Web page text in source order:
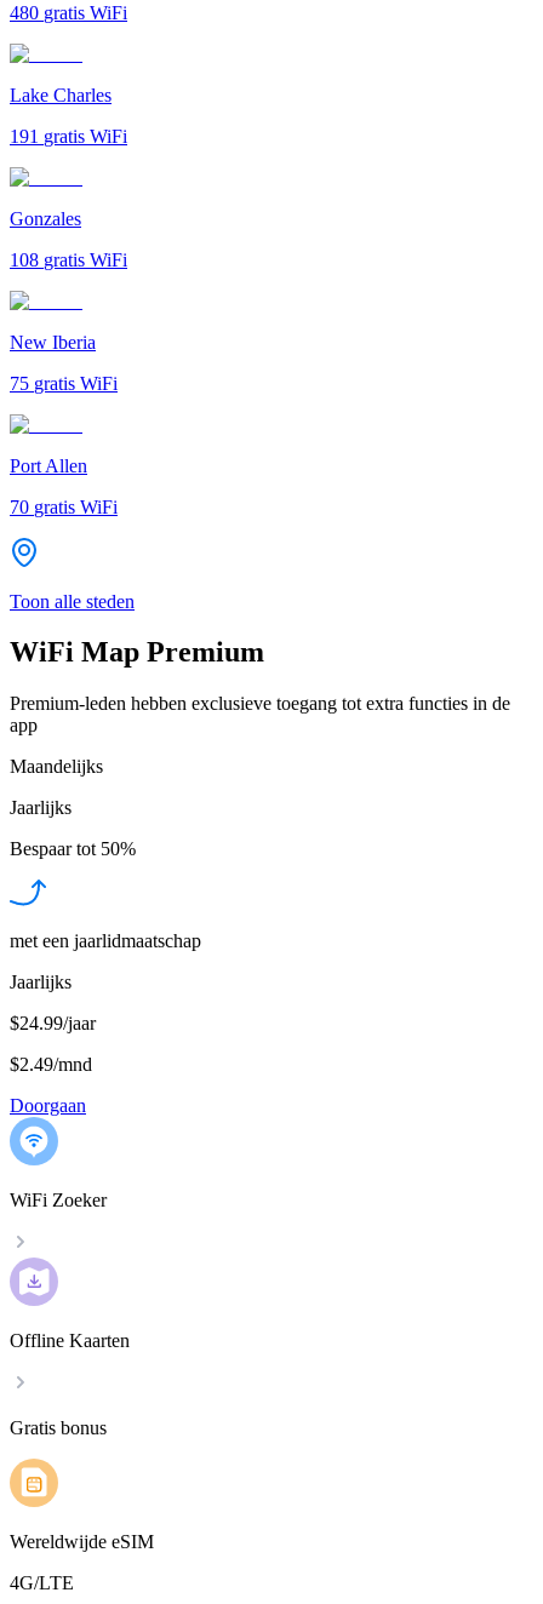
480 gratis WiFi
Lake Charles
191 gratis WiFi
Gonzales
108 gratis WiFi
New Iberia
75 gratis WiFi
Port Allen
70 gratis WiFi
Toon alle steden
WiFi Map Premium
Premium-leden hebben exclusieve toegang tot extra functies in de
app
Maandelijks
Jaarlijks
Bespaar tot 50%
met een jaarlidmaatschap
Jaarlijks
$24.99/jaar
$2.49/mnd
Doorgaan
WiFi Zoeker
Offline Kaarten
Gratis bonus
Wereldwijde eSIM
4G/LTE